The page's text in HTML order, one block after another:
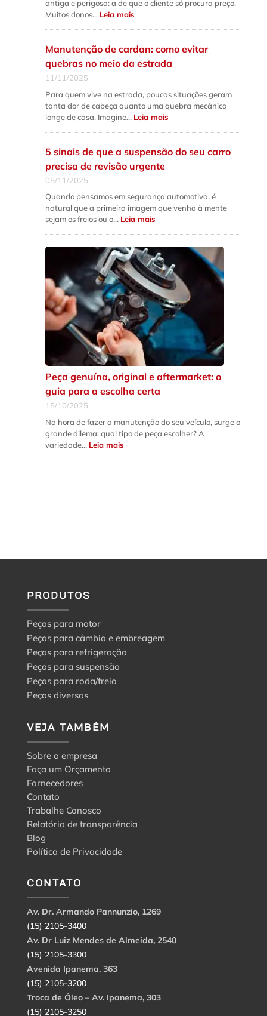
serviço?
antiga e perigosa: a de que o cliente só procura preço.
Muitos donos… Leia mais:
Como
fidelizar
na
oficina
mecânica
além
baixo
Manutenção de cardan: como evitar
quebras no meio da estrada
11/11/2025
Para quem vive na estrada, poucas situações geram
tanta dor de cabeça quanto uma quebra mecânica
longe de casa. Imagine… Leia mais:
Manutenção
de
evitar
estrada
5 sinais de que a suspensão do seu carro
precisa de revisão urgente
05/11/2025
Quando pensamos em segurança automotiva, é
natural que a primeira imagem que venha à mente
sejam os freios ou o… Leia mais:
5
sinais
que
a
suspensão
do
seu
carro
precisa
de
revisão
urgente
Peça genuína, original e aftermarket: o
guia para a escolha certa
15/10/2025
Na hora de fazer a manutenção do seu veículo, surge o
grande dilema: qual tipo de peça escolher? A
variedade… Leia mais:
Peça
genuína,
PRODUTOS
Peças para motor
Peças para câmbio e embreagem
Peças para refrigeração
Peças para suspensão
Peças para roda/freio
Peças diversas
VEJA TAMBÉM
Sobre a empresa
Faça um Orçamento
Fornecedores
Contato
Trabalhe Conosco
Relatório de transparência
Blog
Política de Privacidade
CONTATO
Av. Dr. Armando Pannunzio, 1269
(15) 2105-3400
Av. Dr Luiz Mendes de Almeida, 2540
(15) 2105-3300
Avenida Ipanema, 363
(15) 2105-3200
Troca de Óleo – Av. Ipanema, 303
(15) 2105-3250